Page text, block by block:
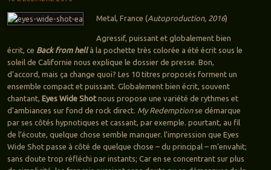
Metal, France (Autoproduction, 2016)
Agressif, puissant et globalement bien
écrit, ce Back from hell à la pochette très colorée a été écrit sous le
soleil de Californie nous explique le dossier de presse. Bon,
d’accord, mais ça change quoi? Les 10 titres proposés forment un
ensemble compact et puissant. Globalement bien écrit, souvent
chantant, Eyes Wide Shotnous propose une variété de rythmes et
d’ambiances sur fond de rock direct. My Redemptionse démarque
par ses côtés hypnotiques et cassant, par exemple. pourtant, au fil
de l’écoute, quelque chose semble manquer. l’impression que Eyes
Wide Shot passe à côté de quelque chose – du principal – m’envahit;
sans doute trop réfléchi par instants; Car en se concentrant sur plus